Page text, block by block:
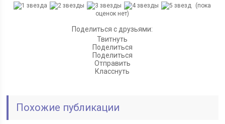
(пока
оценок нет)
Поделиться с друзьями:
Твитнуть
Поделиться
Поделиться
Отправить
Класснуть
Похожие публикации